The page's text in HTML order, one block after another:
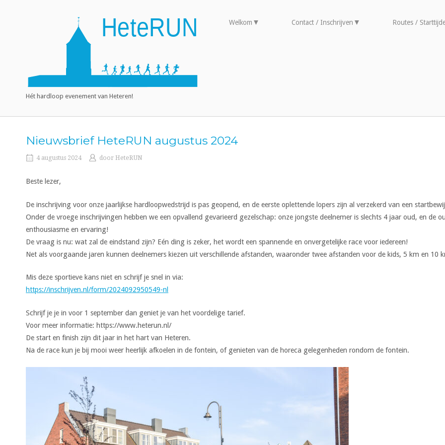
Hét hardloop evenement van Heteren!
Welkom Contact / Inschrijven Routes /
Nieuwsbrief HeteRUN augustus 2024
4 augustus 2024 door HeteRUN
Beste lezer,
De inschrijving voor onze jaarlijkse hardloopwedstrijd is pas geopend, en de eerste oplettende lopers zijn al verzekerd van een
Onder de vroege inschrijvingen hebben we een opvallend gevarieerd gezelschap: onze jongste deelnemer is slechts 4 jaar oud, en de
enthousiasme en ervaring!
De vraag is nu: wat zal de eindstand zijn? Eén ding is zeker, het wordt een spannende en onvergetelijke race voor iedereen!
Net als voorgaande jaren kunnen deelnemers kiezen uit verschillende afstanden, waaronder twee afstanden voor de kids, 5 km en 10
Mis deze sportieve kans niet en schrijf je snel in via:
https://inschrijven.nl/form/2024092950549-nl
Schrijf je je in voor 1 september dan geniet je van het voordelige tarief.
Voor meer informatie: https://www.heterun.nl/
De start en finish zijn dit jaar in het hart van Heteren.
Na de race kun je bij mooi weer heerlijk afkoelen in de fontein, of genieten van de horeca gelegenheden rondom de fontein.